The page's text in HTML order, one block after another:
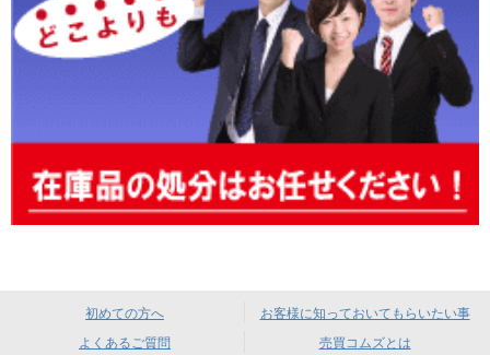
初めての方へ
お客様に知っておいてもらいたい事
よくあるご質問
売買コムズとは